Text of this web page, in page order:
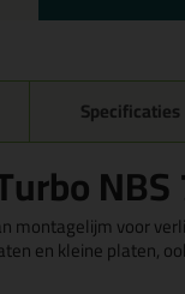
Specificaties
montagelijm voor
en kleine platen,